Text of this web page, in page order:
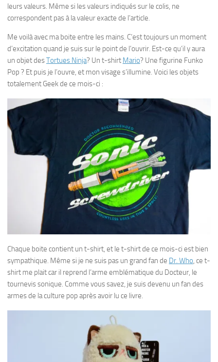
leurs valeurs. Même si les valeurs indiqués sur le colis, ne
correspondent pas à la valeur exacte de l’article.
Me voilà avec ma boite entre les mains. C’est toujours un moment
d’excitation quand je suis sur le point de l’ouvrir. Est-ce qu’il y aura
un objet desTortues Ninja? Un t-shirt Mario? Une figurine Funko
Pop ? Et puis je l’ouvre, et mon visage s’illumine. Voici les objets
totalement Geek de ce mois-ci :
Chaque boite contient un t-shirt, et le t-shirt de ce mois-ci est bien
sympathique. Même si je ne suis pas un grand fan de Dr. Who, ce t-
shirt me plait car il reprend l’arme emblématique du Docteur, le
tournevis sonique. Comme vous savez, je suis devenu un fan des
armes de la culture pop après avoir lu ce livre.